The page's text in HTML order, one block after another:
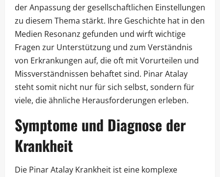
der Anpassung der gesellschaftlichen Einstellungen
zu diesem Thema stärkt. Ihre Geschichte hat in den
Medien Resonanz gefunden und wirft wichtige
Fragen zur Unterstützung und zum Verständnis
von Erkrankungen auf, die oft mit Vorurteilen und
Missverständnissen behaftet sind. Pinar Atalay
steht somit nicht nur für sich selbst, sondern für
viele, die ähnliche Herausforderungen erleben.
Symptome und Diagnose der
Krankheit
Die Pinar Atalay Krankheit ist eine komplexe